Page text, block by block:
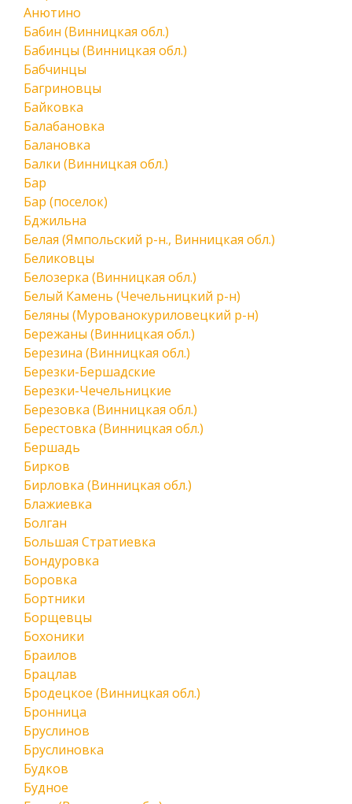
Анютино
Бабин (Винницкая обл.)
Бабинцы (Винницкая обл.)
Бабчинцы
Багриновцы
Байковка
Балабановка
Балановка
Балки (Винницкая обл.)
Бар
Бар (поселок)
Бджильна
Белая (Ямпольский р-н., Винницкая обл.)
Беликовцы
Белозерка (Винницкая обл.)
Белый Камень (Чечельницкий р-н)
Беляны (Мурованокуриловецкий р-н)
Бережаны (Винницкая обл.)
Березина (Винницкая обл.)
Березки-Бершадские
Березки-Чечельницкие
Березовка (Винницкая обл.)
Берестовка (Винницкая обл.)
Бершадь
Бирков
Бирловка (Винницкая обл.)
Блажиевка
Болган
Большая Стратиевка
Бондуровка
Боровка
Бортники
Борщевцы
Бохоники
Браилов
Брацлав
Бродецкое (Винницкая обл.)
Бронница
Бруслинов
Бруслиновка
Будков
Будное